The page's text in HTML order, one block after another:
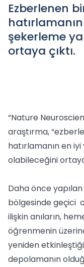
Ezberlenen
şekerleme
ortaya çıktı.
“Nature
araştırma,
hatırlamanın en
olabileceğini
Daha önce
bölgesinde geçici
ilişkin anıların,
öğrenmenin
yeniden
depolamanın